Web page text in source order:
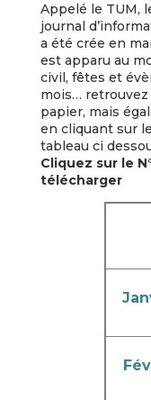
Appelé le TUM,
journal
a été crée en
est apparu au
civil, fêtes et
mois…
papier, mais
en cliquant sur
tableau ci
Cliquez sur le
télécharger